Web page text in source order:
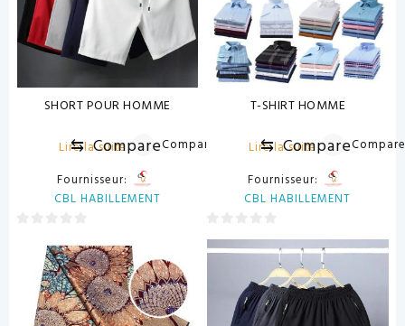
SHORT POUR HOMME
Lire la suite
⇆ CompareCompare
Fournisseur:
CBL HABILLEMENT
T-SHIRT HOMME
Lire la suite
⇆ Compare
Fournisseur:
CBL HABILLEMENT
0
sur